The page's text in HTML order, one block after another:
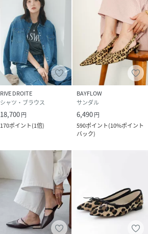
RDZ1062113A0003-f-f SE1191
RIVE DROITE
シャツ・ブラウス
18,700円
170ポイント(1倍)
BAYFLOW
サンダル
6,490円
590ポイント(10%ポイント
バック)